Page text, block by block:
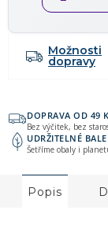
Možnosti
dopravy
DOPRAVA OD 49
Bez výčitek, bez
UDRŽITELNÉ
Šetříme obaly i
Popis